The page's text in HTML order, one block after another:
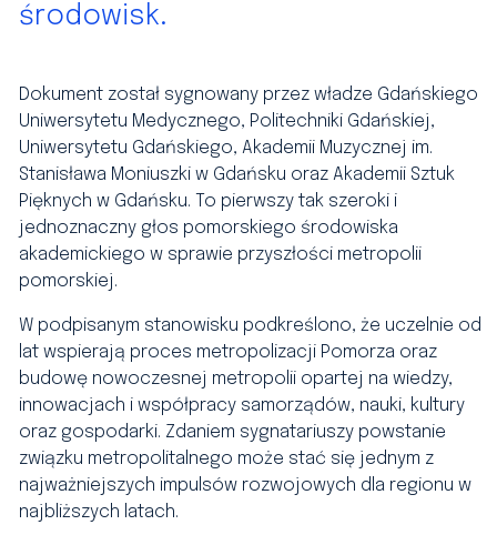
środowisk.
Dokument został sygnowany przez władze Gdańskiego
Uniwersytetu Medycznego, Politechniki Gdańskiej,
Uniwersytetu Gdańskiego, Akademii Muzycznej im.
Stanisława Moniuszki w Gdańsku oraz Akademii Sztuk
Pięknych w Gdańsku. To pierwszy tak szeroki i
jednoznaczny głos pomorskiego środowiska
akademickiego w sprawie przyszłości metropolii
pomorskiej.
W podpisanym stanowisku podkreślono, że uczelnie od
lat wspierają proces metropolizacji Pomorza oraz
budowę nowoczesnej metropolii opartej na wiedzy,
innowacjach i współpracy samorządów, nauki, kultury
oraz gospodarki. Zdaniem sygnatariuszy powstanie
związku metropolitalnego może stać się jednym z
najważniejszych impulsów rozwojowych dla regionu w
najbliższych latach.